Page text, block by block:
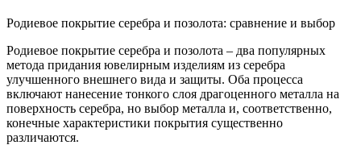
Родиевое покрытие серебра и позолота: сравнение и выбор
Родиевое покрытие серебра и позолота – два популярных
метода придания ювелирным изделиям из серебра
улучшенного внешнего вида и защиты. Оба процесса
включают нанесение тонкого слоя драгоценного металла на
поверхность серебра, но выбор металла и, соответственно,
конечные характеристики покрытия существенно
различаются.